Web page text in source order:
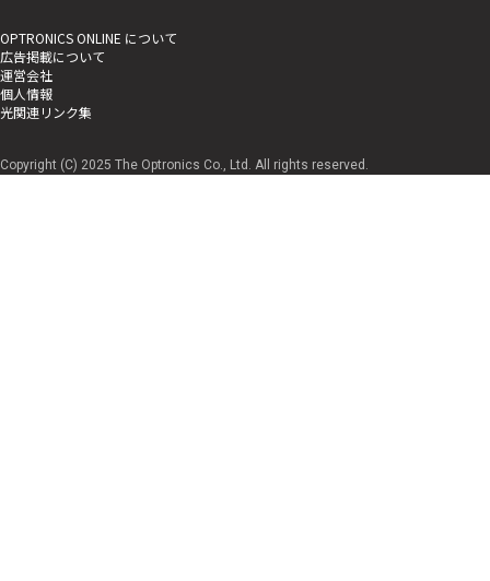
OPTRONICS ONLINE について
広告掲載について
運営会社
個人情報
光関連リンク集
Copyright (C) 2025 The Optronics Co., Ltd. All rights reserved.